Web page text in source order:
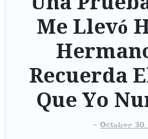
Me Llevó
Recuerda
Que Yo
- October 30,